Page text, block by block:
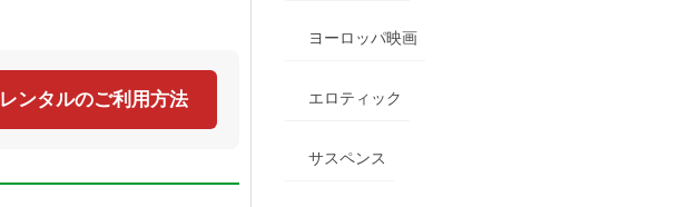
レンタルのご利用方法
ヨーロッパ映画
エロティック
サスペンス